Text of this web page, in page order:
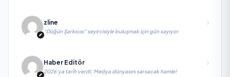
zline
“Düğün Şarkıcısı” seyircisiyle buluşmak için gün sayıyor
Haber Editör
2026’ya tarih verdi; Medya dünyasını sarsacak hamle!